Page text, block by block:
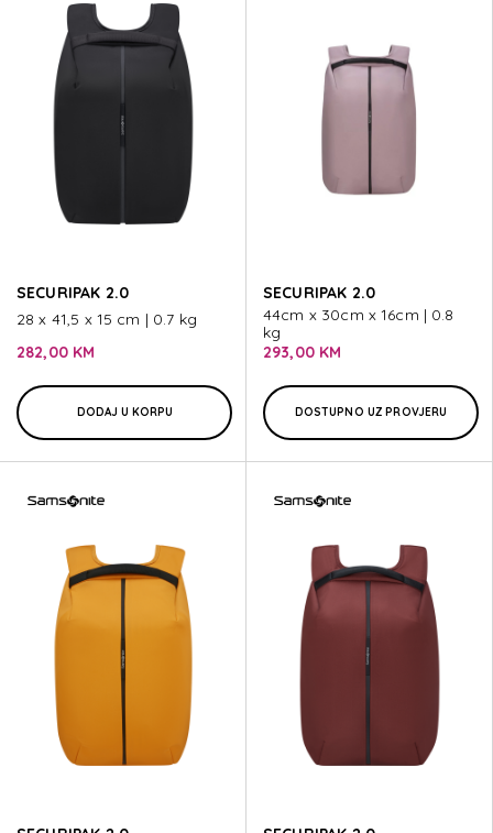
SECURIPAK 2.0
28 x 41,5 x 15 cm | 0.7 kg
282,00 KM
DODAJ U KORPU
SECURIPAK 2.0
44cm x 30cm x 16cm | 0.8
kg
293,00 KM
DOSTUPNO UZ PROVJERU